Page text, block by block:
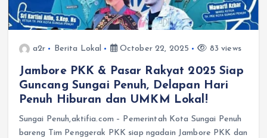
a2r Berita Lokal October 22, 2025 83 views
Jambore PKK & Pasar Rakyat 2025 Siap
Guncang Sungai Penuh, Delapan Hari
Penuh Hiburan dan UMKM Lokal!
Sungai Penuh,aktifia.com – Pemerintah Kota Sungai Penuh
bareng Tim Penggerak PKK siap ngadain Jambore PKK dan